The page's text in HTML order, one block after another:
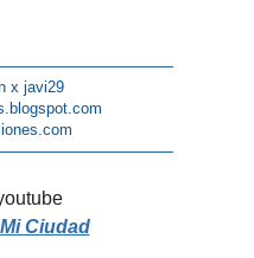
x javi29
Ciudad